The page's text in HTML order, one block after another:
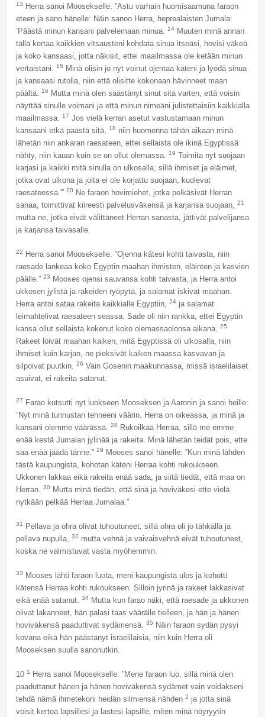
13
Herra sanoi Moosekselle: ”Astu varhain huomisaamuna faraon
eteen ja sano hänelle: Näin sanoo Herra, heprealaisten Jumala:
’Päästä minun kansani palvelemaan minua. 14Muuten minä annan
tällä kertaa kaikkien vitsausteni kohdata sinua itseäsi, hovisi väkeä
ja koko kansaasi, jotta näkisit, ettei maailmassa ole ketään minun
vertaistani. 15
Minä olisin jo nyt voinut ojentaa käteni ja lyödä sinua
ja kansaasi rutolla, niin että olisitte kokonaan hävinneet maan
päältä. 16
Mutta minä olen säästänyt sinut sitä varten, että voisin
näyttää sinulle voimani ja että minun nimeäni julistettaisiin kaikkialla
maailmassa. 17 Jos vielä kerran asetut vastustamaan minun
kansaani etkä päästä sitä, 18 niin huomenna tähän aikaan minä
lähetän niin ankaran raesateen, ettei sellaista ole ikinä Egyptissä
nähty, niin kauan kuin se on ollut olemassa. 19 Toimita nyt suojaan
karjasi ja kaikki mitä sinulla on ulkosalla, sillä ihmiset ja eläimet,
jotka ovat ulkona ja joita ei ole korjattu suojaan, kuolevat
raesateessa.'” 20
Ne faraon hovimiehet, jotka pelkäsivät Herran
sanaa, toimittivat kiireesti palvelusväkensä ja karjansa suojaan, 21
mutta ne, jotka eivät välittäneet Herran sanasta, jättivät palvelijansa
ja karjansa taivasalle.
22
Herra sanoi Moosekselle: ”Ojenna kätesi kohti taivasta, niin
raesade lankeaa koko Egyptin maahan ihmisten, eläinten ja kasvien
päälle.” 23
Mooses ojensi sauvansa kohti taivasta, ja Herra antoi
ukkosen jylistä ja rakeiden ryöpytä, ja salamat iskivät maahan.
Herra antoi sataa rakeita kaikkialle Egyptiin, 24ja salamat
leimahtelivat raesateen seassa. Sade oli niin rankka, ettei Egyptin
kansa ollut sellaista kokenut koko olemassaolonsa aikana. 25
Rakeet löivät maahan kaiken, mitä Egyptissä oli ulkosalla, niin
ihmiset kuin karjan, ne pieksivät kaiken maassa kasvavan ja
silpoivat puutkin. 26 Vain Gosenin maakunnassa, missä israelilaiset
asuivat, ei rakeita satanut.
27
Farao kutsutti nyt luokseen Mooseksen ja Aaronin ja sanoi heille:
”Nyt minä tunnustan tehneeni väärin. Herra on oikeassa, ja minä ja
kansani olemme väärässä. 28
Rukoilkaa Herraa, sillä me emme
enää kestä Jumalan jylinää ja rakeita. Minä lähetän teidät pois, ette
saa enää jäädä tänne.” 29
Mooses sanoi hänelle: ”Kun minä lähden
tästä kaupungista, kohotan käteni Herraa kohti rukoukseen.
Ukkonen lakkaa eikä rakeita enää sada, ja siitä tiedät, että maa on
Herran. 30
Mutta minä tiedän, että sinä ja hoviväkesi ette vielä
nytkään pelkää Herraa Jumalaa.”
31
Pellava ja ohra olivat tuhoutuneet, sillä ohra oli jo tähkällä ja
pellava nupulla, 32 mutta vehnä ja vaivaisvehnä eivät tuhoutuneet,
koska ne valmistuvat vasta myöhemmin.
33
Mooses lähti faraon luota, meni kaupungista ulos ja kohotti
kätensä Herraa kohti rukoukseen. Silloin jyrinä ja rakeet lakkasivat
eikä enää satanut. 34Mutta kun farao näki, että raesade ja ukkonen
olivat lakanneet, hän palasi taas väärälle tielleen, ja hän ja hänen
hoviväkensä paaduttivat sydämensä. 35
Näin faraon sydän pysyi
kovana eikä hän päästänyt israelilaisia, niin kuin Herra oli
Mooseksen suulla sanonutkin.
10 1
Herra sanoi Moosekselle: ”Mene faraon luo, sillä minä olen
paaduttanut hänen ja hänen hoviväkensä sydämet vain voidakseni
tehdä nämä ihmetekoni heidän silmiensä nähden 2 ja jotta sinä
voisit kertoa lapsillesi ja lastesi lapsille, miten minä nöyryytin